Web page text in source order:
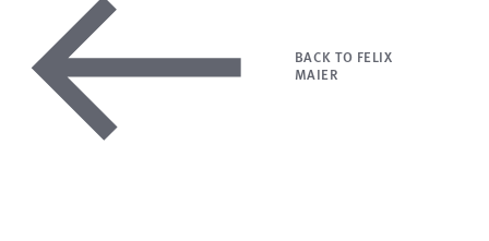
BACK TO FELIX
MAIER